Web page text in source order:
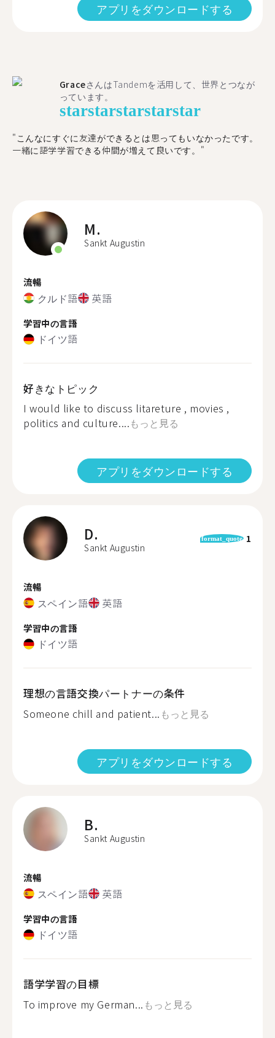
アプリをダウンロードする
GraceさんはTandemを活用して、世界とつなが
っています。
starstarstarstarstar
"こんなにすぐに友達ができるとは思ってもいなかったです。
一緒に語学学習できる仲間が増えて良いです。"
M.
Sankt Augustin
流暢
クルド語 英語
学習中の言語
ドイツ語
好きなトピック
I would like to discuss litareture , movies ,
politics and culture....もっと見る
アプリをダウンロードする
D.
Sankt Augustin
format_quote 1
流暢
スペイン語 英語
学習中の言語
ドイツ語
理想の言語交換パートナーの条件
Someone chill and patient... もっと見る
アプリをダウンロードする
B.
Sankt Augustin
流暢
スペイン語 英語
学習中の言語
ドイツ語
語学学習の目標
To improve my German... もっと見る